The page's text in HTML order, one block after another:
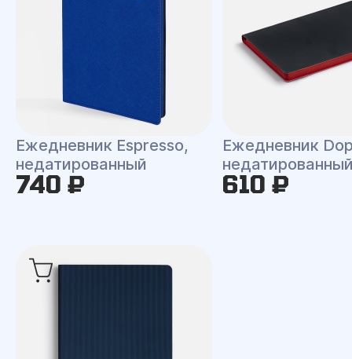
Ежедневник Espresso,
недатированный
740 ₽
Ежедневник
610 ₽